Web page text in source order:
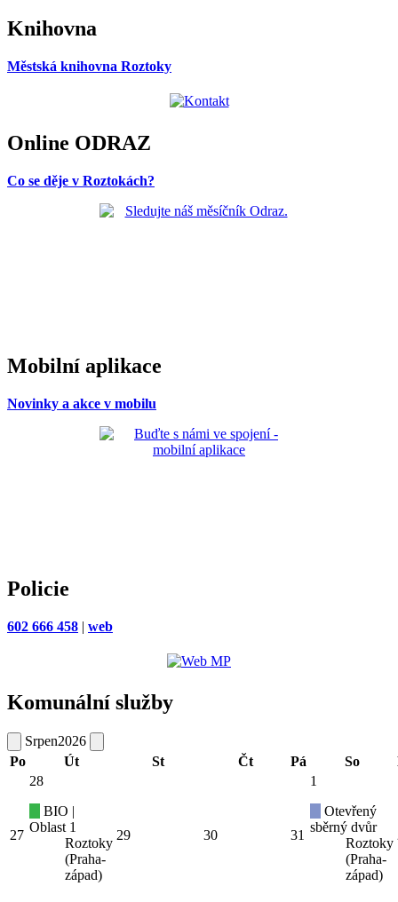
Knihovna
Městská knihovna Roztoky
Online ODRAZ
Co se děje v Roztokách?
Mobilní aplikace
Novinky a akce v mobilu
Policie
602 666 458 | web
Komunální služby
Srpen2026
Po
Út St Čt Pá So
27
28
BIO |
Oblast 1
Roztoky
(Praha-
západ)
29 30 31
1
Otevřený
sběrný dvůr
Roztoky
(Praha-
západ)